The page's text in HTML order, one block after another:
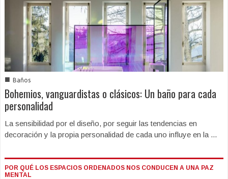
■ Baños
Bohemios, vanguardistas o clásicos: Un baño para cada
personalidad
La sensibilidad por el diseño, por seguir las tendencias en
decoración y la propia personalidad de cada uno influye en la ...
POR QUÉ LOS ESPACIOS ORDENADOS NOS CONDUCEN A UNA PAZ
MENTAL